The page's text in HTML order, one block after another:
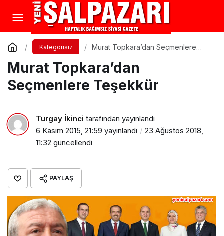
Kategorisiz
Murat Topkara’dan Seçmenlere
Murat Topkara’dan
Seçmenlere Teşekkür
Turgay İkinci tarafından yayınlandı
6 Kasım 2015, 21:59 yayınlandı
23 Ağustos 2018,
11:32 güncellendi
PAYLAŞ